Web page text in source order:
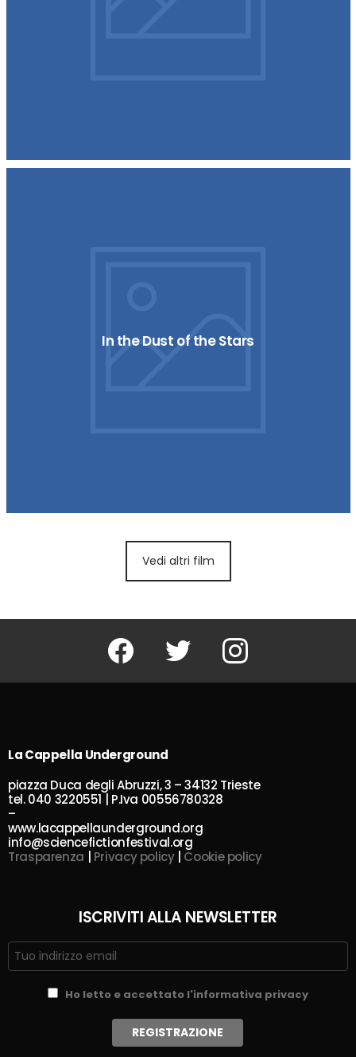
In the Dust of the Stars
Vedi altri film
Facebook Twitter Instagram
La Cappella Underground
piazza Duca degli Abruzzi, 3 – 34132 Trieste
tel. 040 3220551 | P.Iva 00556780328
–
www.lacappellaunderground.org
info@sciencefictionfestival.org
Trasparenza | Privacy policy| Cookie policy
ISCRIVITI ALLA NEWSLETTER
Ho letto e accettato l'informativa privacy